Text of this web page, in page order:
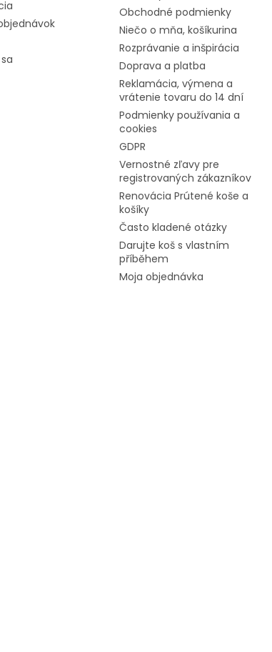
Obchodné podmienky
Niečo o mňa, košíkurina
Rozprávanie a inšpirácia
Doprava a platba
Reklamácia, výmena a
vrátenie tovaru do 14 dní
Podmienky používania a
cookies
GDPR
Vernostné zľavy pre
registrovaných zákazníkov
Renovácia Prútené koše a
košíky
Často kladené otázky
Darujte koš s vlastním
příběhem
Moja objednávka